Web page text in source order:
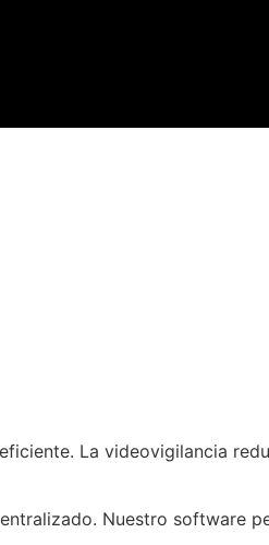
La videovigilancia
Nuestro software